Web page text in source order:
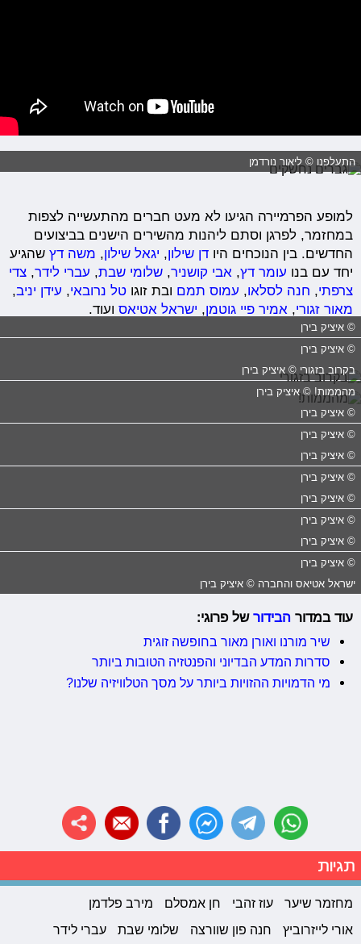
התעלפנו © ליאור נורדמן
למופע הפרמיירה הגיעו לא מעט חברים מהתעשייה לצפות
במחזמר, לפרגן וסתם ליהנות מהשירים הישנים בביצועים
החדשים. בין הנוכחים היודן שילון, יגאל שילון, משה דץשהגיע
יחד עם בנו עומר דץ,אבי קושניר,שלומי שבת, עברי לידר,צדי
צרפתי, חנה לסלאו, עמוס תמם ובת זוגוטל נרובאי, עידן יניב,
מאור זגורי,אמיר פיי גוטמן, ישראל אטיאס ועוד.
© איציק בירן
© איציק בירן
בקרוב בזגורי © איציק בירן
מהממות! © איציק בירן
© איציק בירן
© איציק בירן
© איציק בירן
© איציק בירן
© איציק בירן
© איציק בירן
© איציק בירן
© איציק בירן
ישראל אטיאס והחברה © איציק בירן
עוד במדורהבידורשל פרוגי:
שיר מורנו ואורן מאור בחופשה זוגית
סדרות המדע הבדיוני והפנטזיה הטובות ביותר
מי הדמויות ההזויות ביותר על מסך הטלוויזיה שלנו?
תגיות
מחזמר שיער עוז זהבי חן אמסלם
מירב פלדמן
אורי לייזרוביץ
חנה פון שוורצה שלומי שבת
עברי לידר